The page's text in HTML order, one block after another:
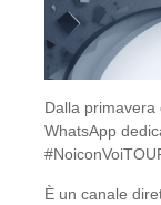
Dalla
WhatsApp
È un canale